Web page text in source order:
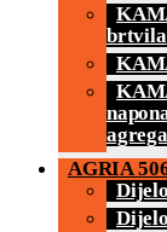
brtvila
AGRIA